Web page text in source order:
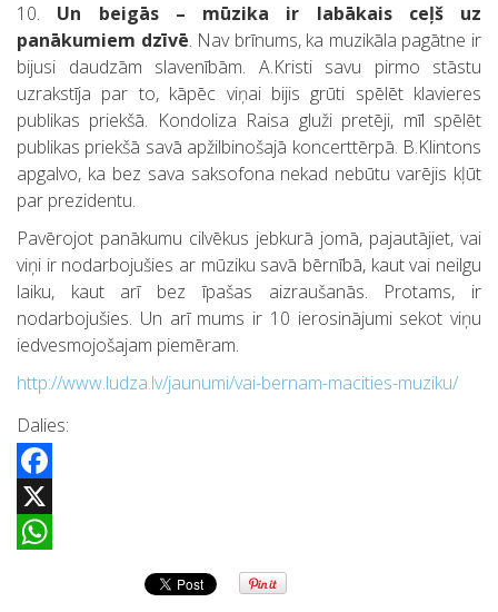
10. Un beigās – mūzika ir labākais ceļš uz
panākumiem dzīvē. Nav brīnums, ka muzikāla pagātne ir
bijusi daudzām slavenībām. A.Kristi savu pirmo stāstu
uzrakstīja par to, kāpēc viņai bijis grūti spēlēt klavieres
publikas priekšā. Kondoliza Raisa gluži pretēji, mīl spēlēt
publikas priekšā savā apžilbinošajā koncerttērpā. B.Klintons
apgalvo, ka bez sava saksofona nekad nebūtu varējis kļūt
par prezidentu.
Pavērojot panākumu cilvēkus jebkurā jomā, pajautājiet, vai
viņi ir nodarbojušies ar mūziku savā bērnībā, kaut vai neilgu
laiku, kaut arī bez īpašas aizraušanās. Protams, ir
nodarbojušies. Un arī mums ir 10 ierosinājumi sekot viņu
iedvesmojošajam piemēram.
http://www.ludza.lv/jaunumi/vai-bernam-macities-muziku/
Dalies:
Facebook
X